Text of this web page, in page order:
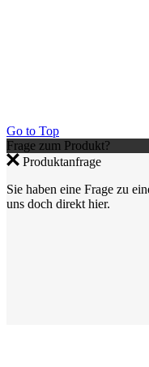
Go to Top
Frage zum Produkt?
Produktanfrage
Sie haben eine Frage zu
uns doch direkt hier.